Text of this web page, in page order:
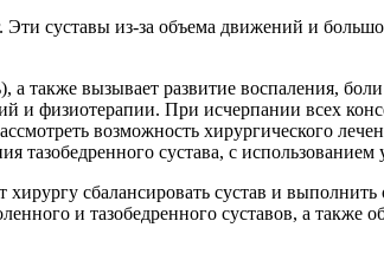
Эти суставы из-за объема движений и
а также вызывает развитие воспаления,
и физиотерапии. При исчерпании всех
возможность хирургического
тазобедренного сустава, с использованием
хирургу сбалансировать сустав и
и тазобедренного суставов, а также